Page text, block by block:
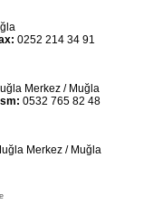
0252 214 34 91
Merkez / Muğla
0532 765 82 48
Merkez / Muğla